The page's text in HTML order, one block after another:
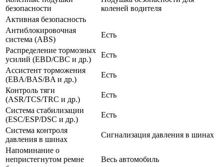
безопасности
коленей водителя
Активная безопасность
Антиблокировочная
система (ABS)
Есть
Распределение тормозных
усилий (EBD/CBC и др.)
Есть
Ассистент торможения
(EBA/BAS/BA и др.)
Есть
Контроль тяги
(ASR/TCS/TRC и др.)
Есть
Система стабилизации
(ESC/ESP/DSC и др.)
Есть
Система контроля
давления в шинах
Сигнализация давления в шинах
Напоминание о
непристегнутом ремне
Весь автомобиль